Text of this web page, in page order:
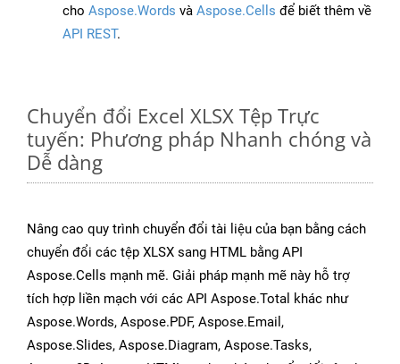
cho Aspose.Words và Aspose.Cells để biết thêm về
API REST.
Chuyển đổi Excel XLSX Tệp Trực
tuyến: Phương pháp Nhanh chóng và
Dễ dàng
Nâng cao quy trình chuyển đổi tài liệu của bạn bằng cách
chuyển đổi các tệp XLSX sang HTML bằng API
Aspose.Cells mạnh mẽ. Giải pháp mạnh mẽ này hỗ trợ
tích hợp liền mạch với các API Aspose.Total khác như
Aspose.Words, Aspose.PDF, Aspose.Email,
Aspose.Slides, Aspose.Diagram, Aspose.Tasks,